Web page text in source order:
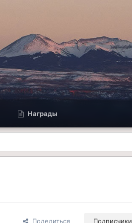
Награды
Поделиться Подписчики